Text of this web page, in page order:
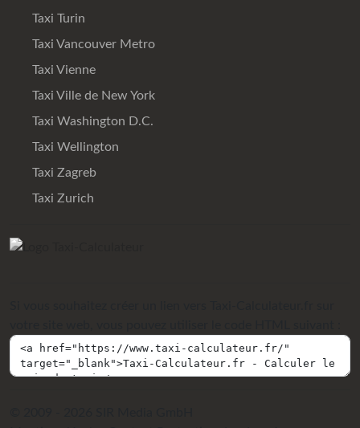
Taxi Turin
Taxi Vancouver Metro
Taxi Vienne
Taxi Ville de New York
Taxi Washington D.C.
Taxi Wellington
Taxi Zagreb
Taxi Zurich